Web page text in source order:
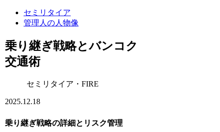
セミリタイア
管理人の人物像
乗り継ぎ戦略とバンコク
交通術
セミリタイア・FIRE
2025.12.18
乗り継ぎ戦略の詳細とリスク管理